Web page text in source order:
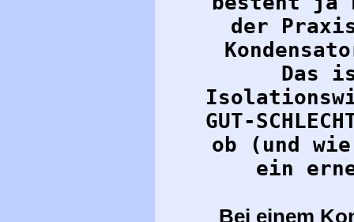
der
Das
GUT-
ob (und
ein
Bei einem